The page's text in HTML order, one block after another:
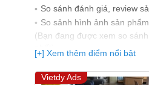
So sánh đánh giá, review
So sảnh hình ảnh sản phẩm
(Bạn đang được xem so
nhất)
[+] Xem thêm điểm nổi bật
Vietdy Ads